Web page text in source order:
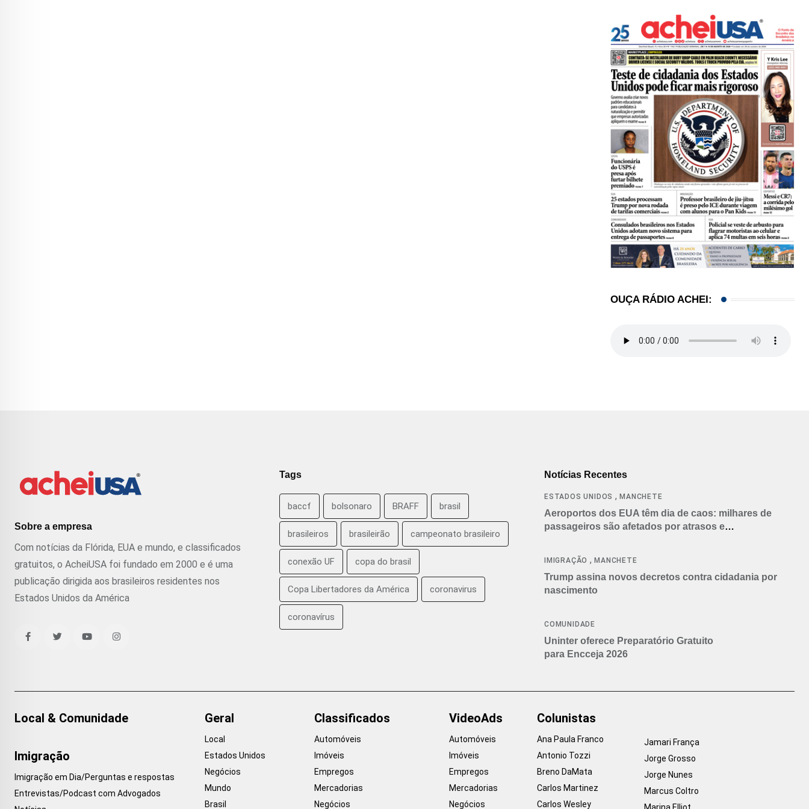
OUÇA RÁDIO ACHEI:
Sobre a empresa
Com notícias da Flórida, EUA e mundo, e classificados
gratuitos, o AcheiUSA foi fundado em 2000 e é uma
publicação dirigida aos brasileiros residentes nos
Estados Unidos da América
Tags
baccf bolsonaro BRAFF brasil
brasileiros brasileirão campeonato brasileiro
conexão UF copa do brasil
Copa Libertadores da América coronavirus
coronavírus
Notícias Recentes
ESTADOS UNIDOS ,MANCHETE
Aeroportos dos EUA têm dia de caos: milhares de
passageiros são afetados por atrasos e
IMIGRAÇÃO ,MANCHETE
Trump assina novos decretos contra cidadania por
nascimento
COMUNIDADE
Uninter oferece Preparatório Gratuito
para Encceja 2026
Local & Comunidade
Imigração
Imigração em Dia/Perguntas e respostas
Entrevistas/Podcast com Advogados
Geral
Local
Estados Unidos
Negócios
Mundo
Brasil
Classificados
Automóveis
Imóveis
Empregos
Mercadorias
Negócios
VideoAds
Automóveis
Imóveis
Empregos
Mercadorias
Negócios
Colunistas
Ana Paula Franco
Antonio Tozzi
Breno DaMata
Carlos Martinez
Carlos Wesley
Jamari França
Jorge Grosso
Jorge Nunes
Marcus Coltro